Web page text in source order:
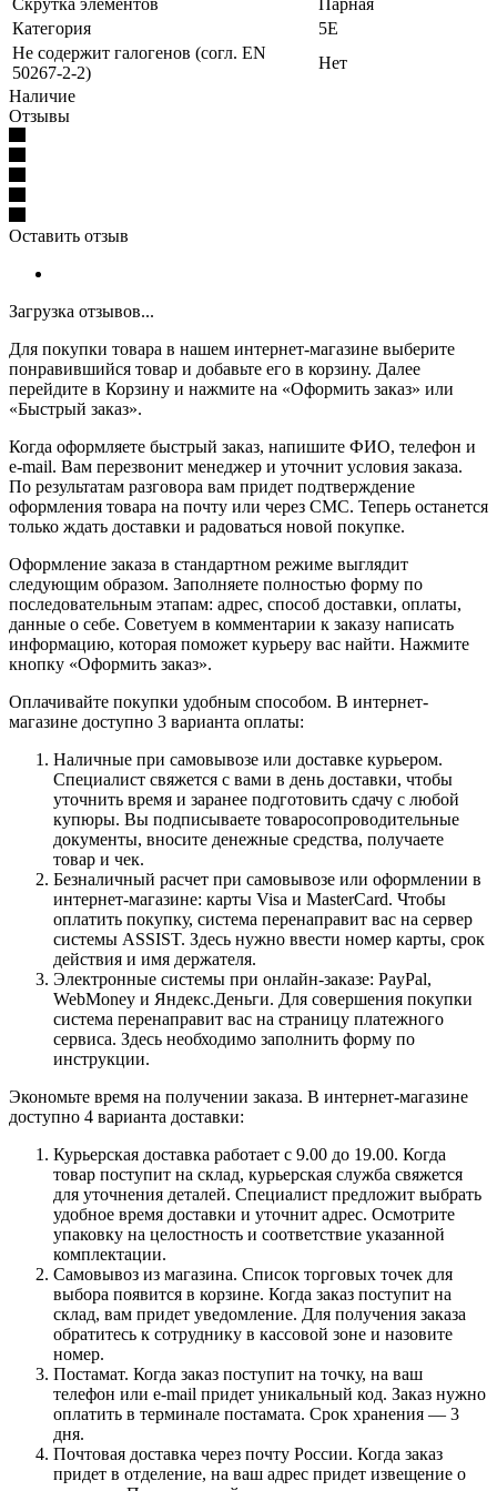
Категория
5E
Не содержит галогенов (согл. EN
50267-2-2)
Нет
Наличие
Отзывы
Оставить отзыв
Загрузка отзывов...
Для покупки товара в нашем интернет-магазине выберите
понравившийся товар и добавьте его в корзину. Далее
перейдите в Корзину и нажмите на «Оформить заказ» или
«Быстрый заказ».
Когда оформляете быстрый заказ, напишите ФИО, телефон и
e-mail. Вам перезвонит менеджер и уточнит условия заказа.
По результатам разговора вам придет подтверждение
оформления товара на почту или через СМС. Теперь останется
только ждать доставки и радоваться новой покупке.
Оформление заказа в стандартном режиме выглядит
следующим образом. Заполняете полностью форму по
последовательным этапам: адрес, способ доставки, оплаты,
данные о себе. Советуем в комментарии к заказу написать
информацию, которая поможет курьеру вас найти. Нажмите
кнопку «Оформить заказ».
Оплачивайте покупки удобным способом. В интернет-
магазине доступно 3 варианта оплаты:
Наличные при самовывозе или доставке курьером.
Специалист свяжется с вами в день доставки, чтобы
уточнить время и заранее подготовить сдачу с любой
купюры. Вы подписываете товаросопроводительные
документы, вносите денежные средства, получаете
товар и чек.
Безналичный расчет при самовывозе или оформлении в
интернет-магазине: карты Visa и MasterCard. Чтобы
оплатить покупку, система перенаправит вас на сервер
системы ASSIST. Здесь нужно ввести номер карты, срок
действия и имя держателя.
Электронные системы при онлайн-заказе: PayPal,
WebMoney и Яндекс.Деньги. Для совершения покупки
система перенаправит вас на страницу платежного
сервиса. Здесь необходимо заполнить форму по
инструкции.
Экономьте время на получении заказа. В интернет-магазине
доступно 4 варианта доставки:
Курьерская доставка работает с 9.00 до 19.00. Когда
товар поступит на склад, курьерская служба свяжется
для уточнения деталей. Специалист предложит выбрать
удобное время доставки и уточнит адрес. Осмотрите
упаковку на целостность и соответствие указанной
комплектации.
Самовывоз из магазина. Список торговых точек для
выбора появится в корзине. Когда заказ поступит на
склад, вам придет уведомление. Для получения заказа
обратитесь к сотруднику в кассовой зоне и назовите
номер.
Постамат. Когда заказ поступит на точку, на ваш
телефон или e-mail придет уникальный код. Заказ нужно
оплатить в терминале постамата. Срок хранения — 3
дня.
Почтовая доставка через почту России. Когда заказ
придет в отделение, на ваш адрес придет извещение о